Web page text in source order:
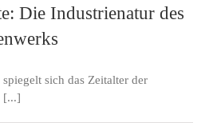
Die Industrienatur des
sich das Zeitalter der
[...]